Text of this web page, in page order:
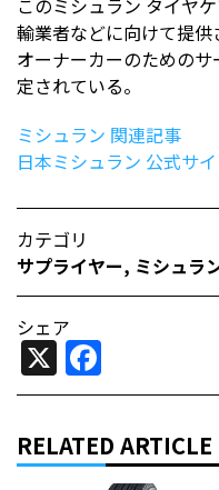
輸業者などに向けて提
オーナーカーのための
定されている。
ミシュラン 関連記事
日本ミシュラン 公式サ
カテゴリ
サプライヤー, ミシュラ
シェア
X
RELATED ARTICLE